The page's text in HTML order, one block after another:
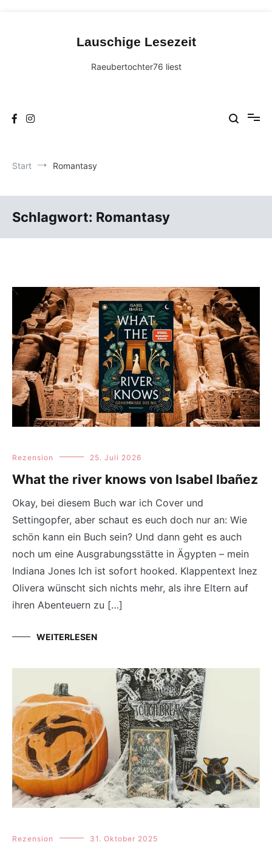
Lauschige Lesezeit
Raeubertochter76 liest
Start Romantasy
Schlagwort: Romantasy
Rezension 25. Juli 2026
What the river knows von Isabel Ibañez
Okay, bei diesem Buch war ich Cover und
Settingopfer, aber schaut es euch doch nur an: Wie
schön kann ein Buch sein? Und dann geht es auch
noch um eine Ausgrabungsstätte in Ägypten – mein
Indiana Jones Ich ist sofort hooked. Klappentext Inez
Olivera wünscht sich nichts mehr, als ihre Eltern auf
ihren Abenteuern zu […]
WEITERLESEN
Rezension 31. Oktober 2025